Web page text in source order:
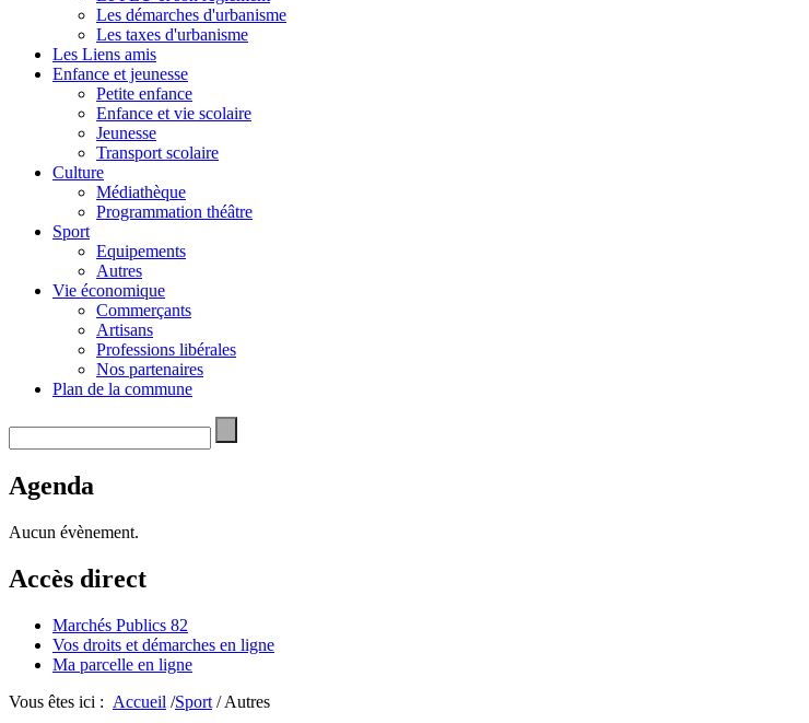
Les démarches d'urbanisme
Les taxes d'urbanisme
Les Liens amis
Enfance et jeunesse
Petite enfance
Enfance et vie scolaire
Jeunesse
Transport scolaire
Culture
Médiathèque
Programmation théâtre
Sport
Equipements
Autres
Vie économique
Commerçants
Artisans
Professions libérales
Nos partenaires
Plan de la commune
Agenda
Aucun évènement.
Accès direct
Marchés Publics 82
Vos droits et démarches en ligne
Ma parcelle en ligne
Vous êtes ici : Accueil /Sport / Autres